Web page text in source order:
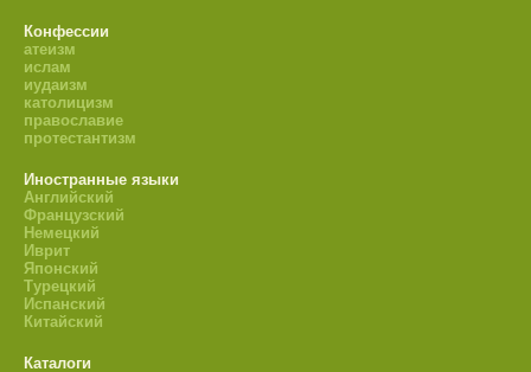
Конфессии
атеизм
ислам
иудаизм
католицизм
православие
протестантизм
Иностранные языки
Английский
Французский
Немецкий
Иврит
Японский
Турецкий
Испанский
Китайский
Каталоги